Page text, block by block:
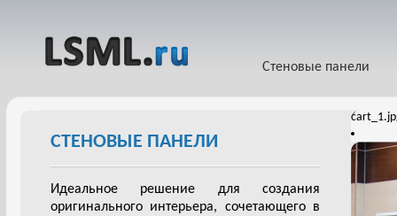
Стеновые панели
СТЕНОВЫЕ ПАНЕЛИ
Идеальное решение для создания
оригинального интерьера, сочетающего в